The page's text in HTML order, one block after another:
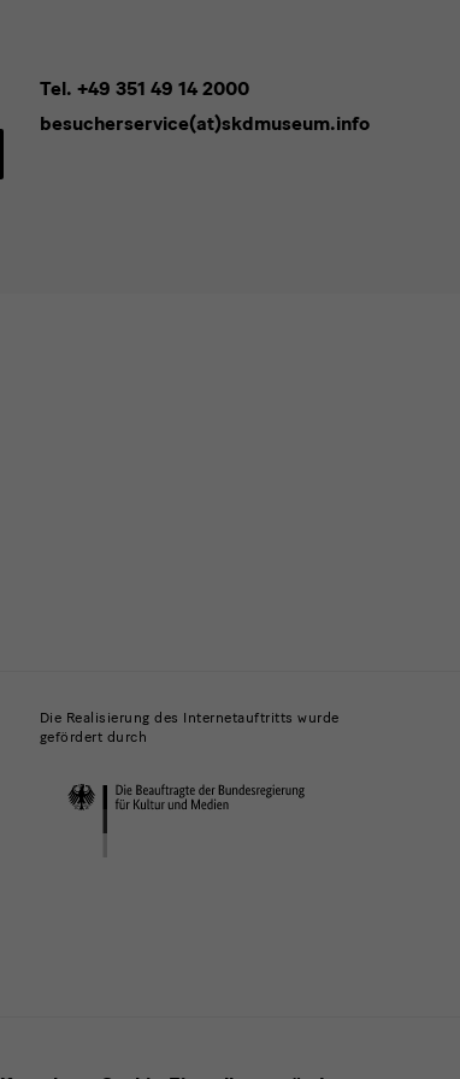
Tel. +49 351 49 14 2000
besucherservice(at)skdmuseum.info
Die Realisierung des Internetauftritts wurde
gefördert durch